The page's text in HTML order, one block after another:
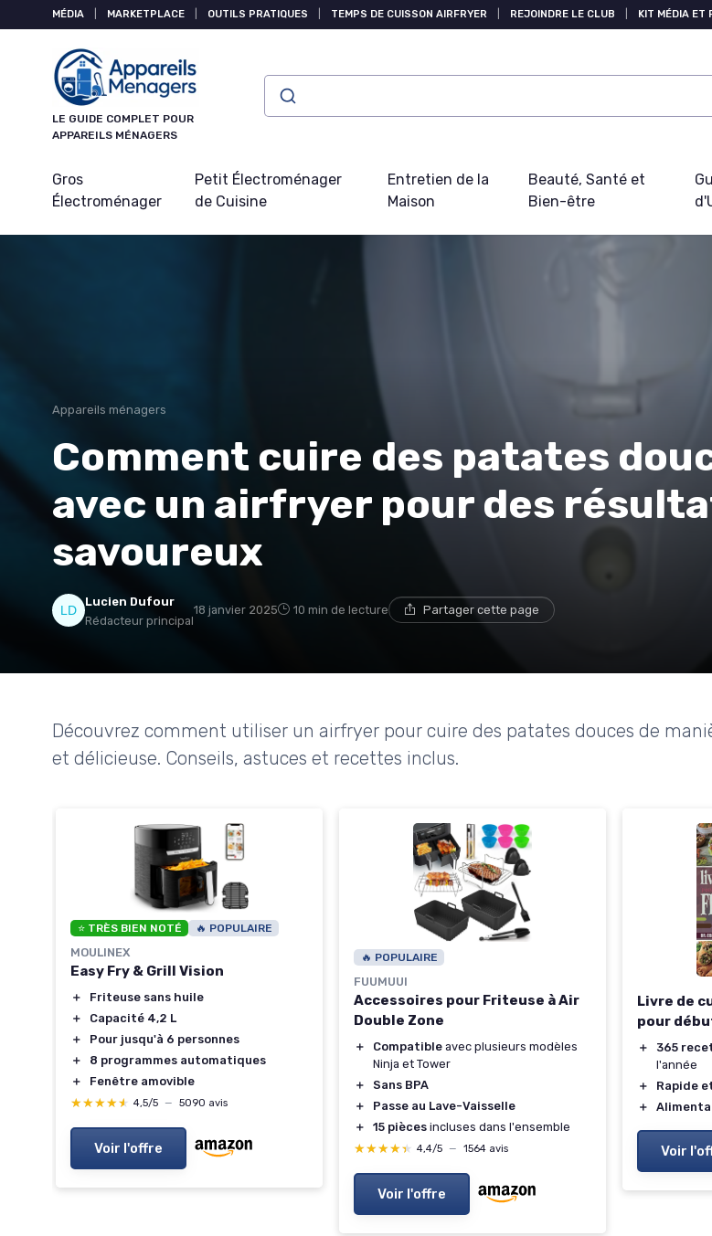
MÉDIA MARKETPLACE OUTILS PRATIQUES TEMPS DE CUISSON AIRFRYER REJOINDRE LE CLUB KIT MÉDIA ET
LE GUIDE COMPLET POUR
APPAREILS MÉNAGERS
Gros
Électroménager
Petit Électroménager
de Cuisine
Entretien de la
Maison
Beauté, Santé et
Bien-être
Appareils ménagers
Comment cuire des patates
avec un airfryer pour des
savoureux
Lucien Dufour
Rédacteur principal
18 janvier 2025 10 min de lecture Partager cette page
Découvrez comment utiliser un airfryer pour cuire des patates douces de
et délicieuse. Conseils, astuces et recettes inclus.
⭐ TRÈS BIEN NOTÉ 🔥 POPULAIRE
MOULINEX
Easy Fry & Grill Vision
＋
Friteuse sans huile
＋
Capacité 4,2 L
＋
Pour jusqu'à 6 personnes
＋
8 programmes automatiques
＋
Fenêtre amovible
★★★★★
★★★★★ 4,5/5 — 5090 avis
Voir l'offre
🔥 POPULAIRE
FUUMUUI
Accessoires pour Friteuse à Air
Double Zone
＋ Compatible avec plusieurs modèles
Ninja et Tower
＋
Sans BPA
＋
Passe au Lave-Vaisselle
＋
15 pièces incluses dans l'ensemble
★★★★★
★★★★★ 4,4/5 — 1564 avis
Voir l'offre
Livre de
pour
＋ 365
l'année
＋
Rapide
＋
Voir
Panneau de gestion des cookies